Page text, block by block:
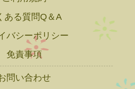
ある質問Q＆A
バシーポリシー
免責事項
問い合わせ